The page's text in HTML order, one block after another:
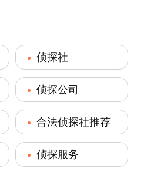
侦探社
侦探公司
合法侦探社推荐
侦探服务